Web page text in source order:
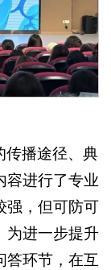
传播途径、典
容进行了专业
强，但可防可
为进一步提升
答环节，在互